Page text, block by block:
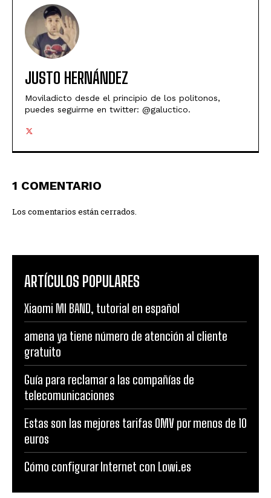
JUSTO HERNÁNDEZ
Moviladicto desde el principio de los politonos,
puedes seguirme en twitter: @galuctico.
1 COMENTARIO
Los comentarios están cerrados.
ARTÍCULOS POPULARES
Xiaomi MI BAND, tutorial en español
amena ya tiene número de atención al cliente
gratuito
Guía para reclamar a las compañías de
telecomunicaciones
Estas son las mejores tarifas OMV por menos de 10
euros
Cómo configurar Internet con Lowi.es